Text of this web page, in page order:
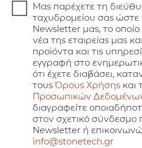
Μας παρέχετε τη
ταχυδρομείου σας
Newsletter μας, το οποίο
νέα της εταιρείας μας
προϊόντα και τις
εγγραφή στο
ότι έχετε διαβάσει,
τους Όρους Χρήσης και
Προσωπικών
διαγραφείτε
στον σχετικό σύνδεσμο
Newsletter ή
info@stonetech.gr